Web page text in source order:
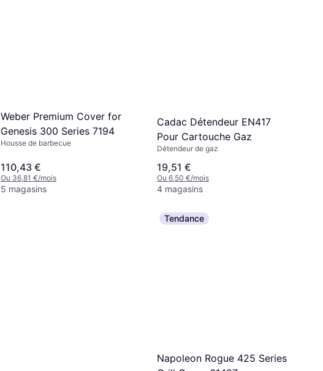
Weber Premium Cover for
Genesis 300 Series 7194
Housse de barbecue
110,43 €
Ou 36,81 €/mois
5 magasins
Cadac Détendeur EN417
Pour Cartouche Gaz
Détendeur de gaz
19,51 €
Ou 6,50 €/mois
4 magasins
Tendance
Napoleon Rogue 425 Series